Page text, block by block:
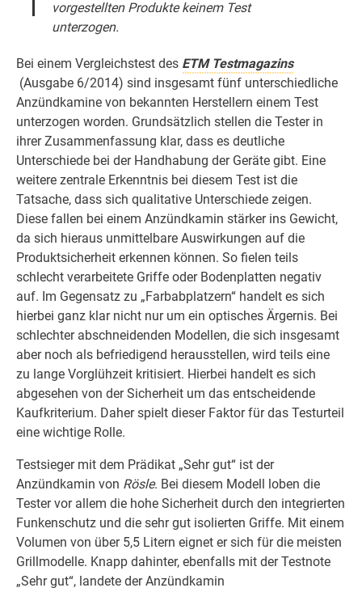
vorgestellten Produkte keinem Test
unterzogen.
Bei einem Vergleichstest des ETM Testmagazins
(Ausgabe 6/2014) sind insgesamt fünf unterschiedliche
Anzündkamine von bekannten Herstellern einem Test
unterzogen worden. Grundsätzlich stellen die Tester in
ihrer Zusammenfassung klar, dass es deutliche
Unterschiede bei der Handhabung der Geräte gibt. Eine
weitere zentrale Erkenntnis bei diesem Test ist die
Tatsache, dass sich qualitative Unterschiede zeigen.
Diese fallen bei einem Anzündkamin stärker ins Gewicht,
da sich hieraus unmittelbare Auswirkungen auf die
Produktsicherheit erkennen können. So fielen teils
schlecht verarbeitete Griffe oder Bodenplatten negativ
auf. Im Gegensatz zu „Farbabplatzern“ handelt es sich
hierbei ganz klar nicht nur um ein optisches Ärgernis. Bei
schlechter abschneidenden Modellen, die sich insgesamt
aber noch als befriedigend herausstellen, wird teils eine
zu lange Vorglühzeit kritisiert. Hierbei handelt es sich
abgesehen von der Sicherheit um das entscheidende
Kaufkriterium. Daher spielt dieser Faktor für das Testurteil
eine wichtige Rolle.
Testsieger mit dem Prädikat „Sehr gut“ ist der
Anzündkamin von Rösle. Bei diesem Modell loben die
Tester vor allem die hohe Sicherheit durch den integrierten
Funkenschutz und die sehr gut isolierten Griffe. Mit einem
Volumen von über 5,5 Litern eignet er sich für die meisten
Grillmodelle. Knapp dahinter, ebenfalls mit der Testnote
„Sehr gut“, landete der Anzündkamin